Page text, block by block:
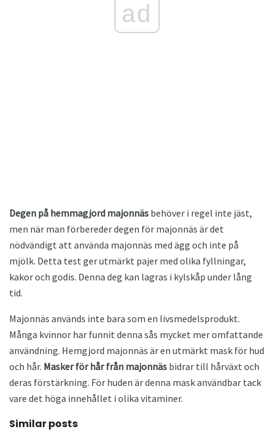
ad
Degen på hemmagjord majonnäs behöver i regel inte jäst,
men när man förbereder degen för majonnäs är det
nödvändigt att använda majonnäs med ägg och inte på
mjölk. Detta test ger utmärkt pajer med olika fyllningar,
kakor och godis. Denna deg kan lagras i kylskåp under lång
tid.
Majonnäs används inte bara som en livsmedelsprodukt.
Många kvinnor har funnit denna sås mycket mer omfattande
användning. Hemgjord majonnäs är en utmärkt mask för hud
och hår. Masker för hår från majonnäs bidrar till hårväxt och
deras förstärkning. För huden är denna mask användbar tack
vare det höga innehållet i olika vitaminer.
Similar posts